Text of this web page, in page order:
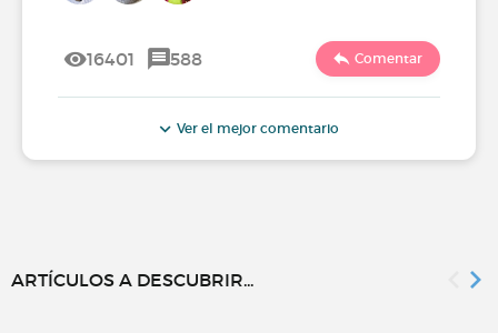
16401 588 Comentar
Ver el mejor comentario
ARTÍCULOS A DESCUBRIR...